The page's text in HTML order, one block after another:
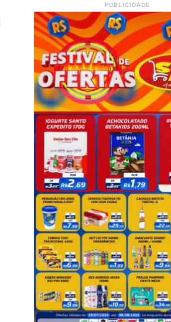
PUBLICIDADE